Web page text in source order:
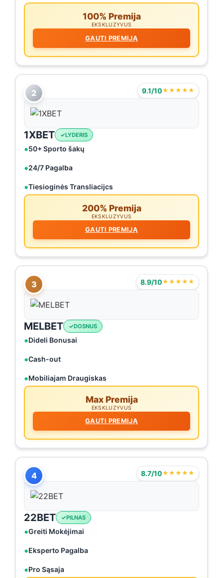
100% Premija
EKSKLUZYVUS
GAUTI PREMIJĄ
2 9.1/10★★★★★
1XBET LYDERIS
50+ Sporto šakų
24/7 Pagalba
Tiesioginės Transliacijcs
200% Premija
EKSKLUZYVUS
GAUTI PREMIJĄ
3 8.9/10★★★★★
MELBET DOSNUS
Dideli Bonusai
Cash-out
Mobiliajam Draugiskas
Max Premija
EKSKLUZYVUS
GAUTI PREMIJĄ
4 8.7/10★★★★★
22BET PILNAS
Greiti Mokėjimai
Eksperto Pagalba
Pro Sąsaja